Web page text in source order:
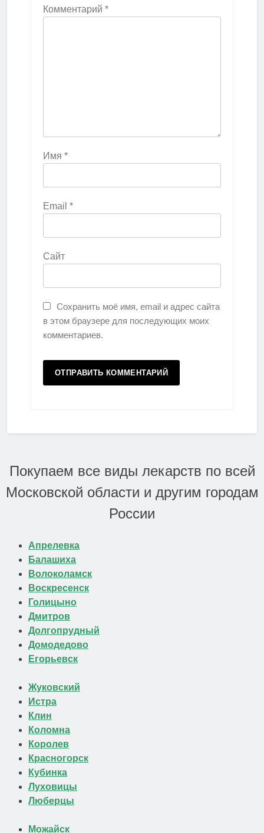
Комментарий *
Имя *
Email *
Сайт
Сохранить моё имя, email и адрес сайта
в этом браузере для последующих моих
комментариев.
Покупаем все виды лекарств по всей
Московской области и другим городам
России
Апрелевка
Балашиха
Волоколамск
Воскресенск
Голицыно
Дмитров
Долгопрудный
Домодедово
Егорьевск
Жуковский
Истра
Клин
Коломна
Королев
Красногорск
Кубинка
Луховицы
Люберцы
Можайск